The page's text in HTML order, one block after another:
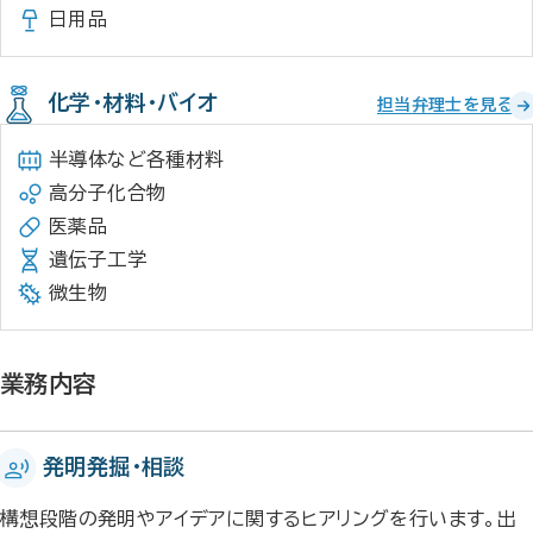
日用品
化学・材料・バイオ 担当弁理士を見る
半導体など各種材料
高分子化合物
医薬品
遺伝子工学
微生物
業務内容
発明発掘・相談
構想段階の発明やアイデアに関するヒアリングを行います。出